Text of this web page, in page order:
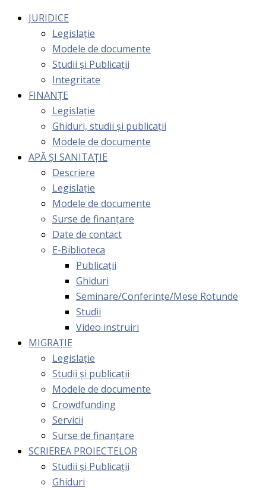
JURIDICE
Legislație
Modele de documente
Studii și Publicații
Integritate
FINANȚE
Legislație
Ghiduri, studii și publicații
Modele de documente
APĂ ȘI SANITAȚIE
Descriere
Legislație
Modele de documente
Surse de finanțare
Date de contact
E-Biblioteca
Publicații
Ghiduri
Seminare/Conferințe/Mese Rotunde
Studii
Video instruiri
MIGRAȚIE
Legislație
Studii și publicații
Modele de documente
Crowdfunding
Servicii
Surse de finanțare
SCRIEREA PROIECTELOR
Studii și Publicații
Ghiduri